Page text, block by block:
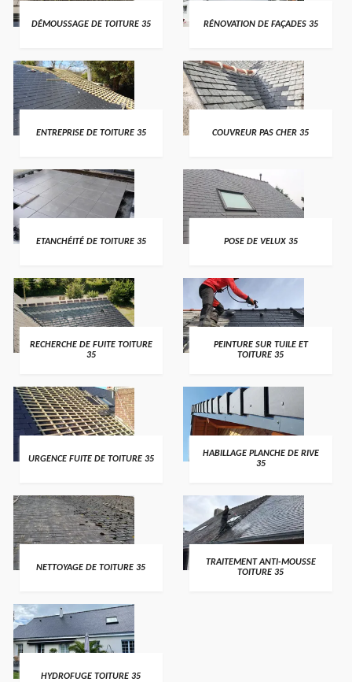
DÉMOUSSAGE DE TOITURE 35 RÉNOVATION DE FAÇADES 35
ENTREPRISE DE TOITURE 35 COUVREUR PAS CHER 35
ETANCHÉITÉ DE TOITURE 35 POSE DE VELUX 35
RECHERCHE DE FUITE TOITURE
35
PEINTURE SUR TUILE ET
TOITURE 35
URGENCE FUITE DE TOITURE 35
HABILLAGE PLANCHE DE RIVE
35
NETTOYAGE DE TOITURE 35
TRAITEMENT ANTI-MOUSSE
TOITURE 35
HYDROFUGE TOITURE 35